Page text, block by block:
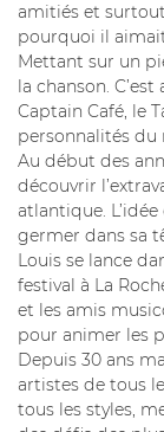
amitiés et
pourquoi il
Mettant sur un
la chanson.
Captain Café, le
personnalités du
Au début des
découvrir
atlantique.
germer dans sa
Louis se lance
festival à La
et les amis
pour animer les
Depuis 30 ans
artistes de tous
tous les styles,